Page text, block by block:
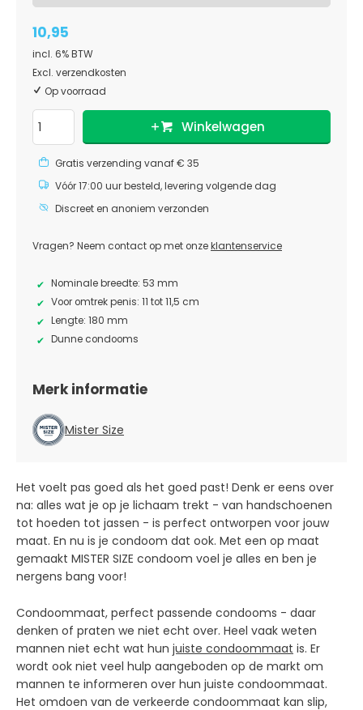
10,95
incl. 6% BTW
Excl. verzendkosten
Op voorraad
Winkelwagen
Gratis verzending vanaf € 35
Vóór 17:00 uur besteld, levering volgende dag
Discreet en anoniem verzonden
Vragen? Neem contact op met onzeklantenservice
Nominale breedte: 53 mm
Voor omtrek penis: 11 tot 11,5 cm
Lengte: 180 mm
Dunne condooms
Merk informatie
Mister Size
Het voelt pas goed als het goed past! Denk er eens over
na: alles wat je op je lichaam trekt - van handschoenen
tot hoeden tot jassen - is perfect ontworpen voor jouw
maat. En nu is je condoom dat ook. Met een op maat
gemaakt MISTER SIZE condoom voel je alles en ben je
nergens bang voor!
Condoommaat, perfect passende condooms - daar
denken of praten we niet echt over. Heel vaak weten
mannen niet echt wat hun juiste condoommaat is. Er
wordt ook niet veel hulp aangeboden op de markt om
mannen te informeren over hun juiste condoommaat.
Het omdoen van de verkeerde condoommaat kan slip,